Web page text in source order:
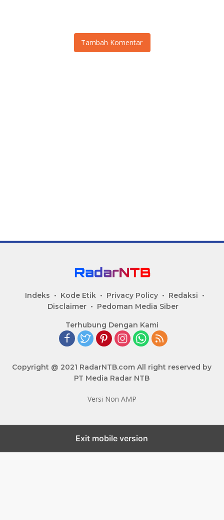
Tambah Komentar
Indeks Kode Etik Privacy Policy
Redaksi
Disclaimer
Pedoman Media Siber
Terhubung Dengan Kami
Copyright @ 2021 RadarNTB.com All right reserved by
PT Media Radar NTB
Versi Non AMP
Exit mobile version